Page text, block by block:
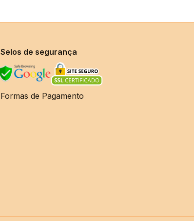
Selos de segurança
Formas de Pagamento